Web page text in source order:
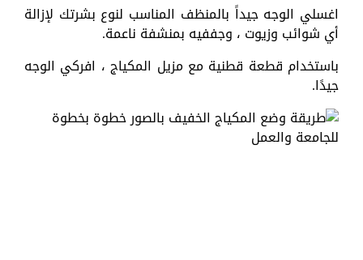
اغسلي الوجه جيداً بالمنظف المناسب لنوع بشرتك لإزالة
أي شوائب وزيوت ، وجففيه بمنشفة ناعمة.
باستخدام قطعة قطنية مع مزيل المكياج ، افركي الوجه
جيدًا.